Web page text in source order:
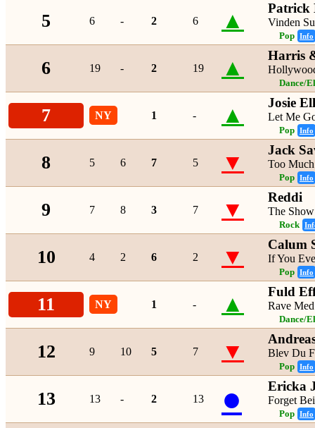
5 6 - 2 6 ▲ Patrick
Vinden
Pop Info
6 19 - 2 19 ▲ Harris
Dance/
7 NY 1 - ▲ Josie
Let Me
Pop Info
8 5 6 7 5 ▼ Jack
Too
Pop Info
9 7 8 3 7 ▼ Reddi
The Show
Rock
10 4 2 6 2 ▼ Calum
If You
Pop Info
11 NY 1 - ▲ Fuld
Rave
Dance/
12 9 10 5 7 ▼ Blev Du
Pop Info
13 13 - 2 13 ● Ericka
Forget
Pop Info